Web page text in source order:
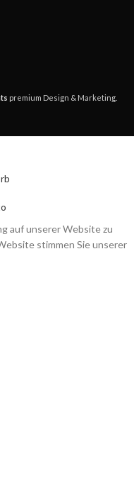
premium Design & Marketing.
auf unserer Website zu
stimmen Sie unserer